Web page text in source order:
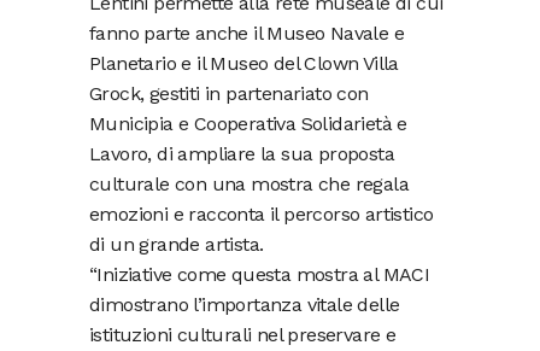
fanno parte anche il Museo Navale e
Planetario e il Museo del Clown Villa
Grock, gestiti in partenariato con
Municipia e Cooperativa Solidarietà e
Lavoro, di ampliare la sua proposta
culturale con una mostra che regala
emozioni e racconta il percorso artistico
di un grande artista.
“Iniziative come questa mostra al MACI
dimostrano l’importanza vitale delle
istituzioni culturali nel preservare e